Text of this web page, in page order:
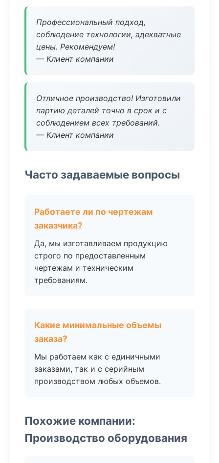
Профессиональный подход,
соблюдение технологии, адекватные
цены. Рекомендуем!
— Клиент компании
Отличное производство! Изготовили
партию деталей точно в срок и с
соблюдением всех требований.
— Клиент компании
Часто задаваемые вопросы
Работаете ли по чертежам
заказчика?
Да, мы изготавливаем продукцию
строго по предоставленным
чертежам и техническим
требованиям.
Какие минимальные объемы
заказа?
Мы работаем как с единичными
заказами, так и с серийным
производством любых объемов.
Похожие компании:
Производство оборудования